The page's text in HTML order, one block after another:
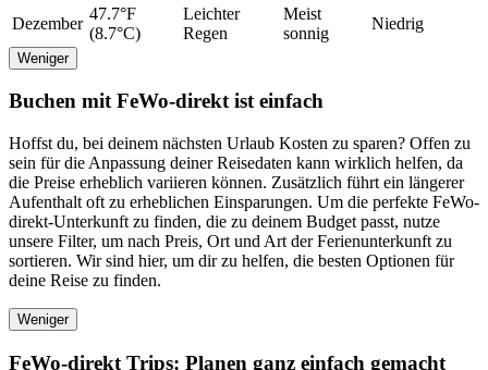
Dezember
47.7°F
(8.7°C)
Leichter
Regen
Meist
sonnig
Niedrig
Weniger
Buchen mit FeWo-direkt ist einfach
Hoffst du, bei deinem nächsten Urlaub Kosten zu sparen? Offen zu
sein für die Anpassung deiner Reisedaten kann wirklich helfen, da
die Preise erheblich variieren können. Zusätzlich führt ein längerer
Aufenthalt oft zu erheblichen Einsparungen. Um die perfekte FeWo-
direkt-Unterkunft zu finden, die zu deinem Budget passt, nutze
unsere Filter, um nach Preis, Ort und Art der Ferienunterkunft zu
sortieren. Wir sind hier, um dir zu helfen, die besten Optionen für
deine Reise zu finden.
Weniger
FeWo-direkt Trips: Planen ganz einfach gemacht